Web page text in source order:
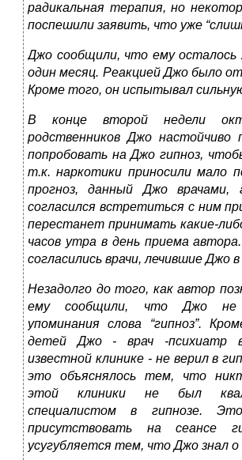
радикальная терапия, но
поспешили заявить, что уже
Джо сообщили, что ему осталось
один месяц. Реакцией Джо было
Кроме того, он испытывал
В конце второй недели
родственников Джо настойчиво
попробовать на Джо гипноз,
т.к. наркотики приносили мало
прогноз, данный Джо врачами,
согласился встретиться с ним
перестанет принимать какие-
часов утра в день приема
согласились врачи, лечившие Джо
Незадолго до того, как автор
ему сообщили, что Джо
упоминания слова “гипноз”.
детей Джо - врач -психиатр
известной клинике - не верил в
это объяснялось тем, что
этой клиники не был
специалистом в гипнозе.
присутствовать на сеансе
усугубляется тем, что Джо знал о